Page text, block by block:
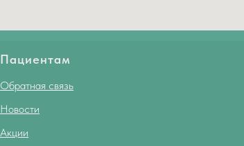
Пациентам
Обратная связь
Новости
Акции